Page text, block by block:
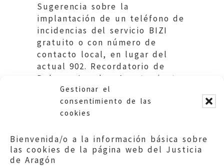
Gestionar el
consentimiento de las
cookies
Bienvenida/o a la información básica sobre
las cookies de la página web del Justicia
de Aragón
Sugerencia sobre la
implantación de un teléfono de
incidencias del servicio BIZI
gratuito o con número de
contacto local, en lugar del
actual 902. Recordatorio de
Deberes Legales. Ayuntamiento
de Zaragoza.